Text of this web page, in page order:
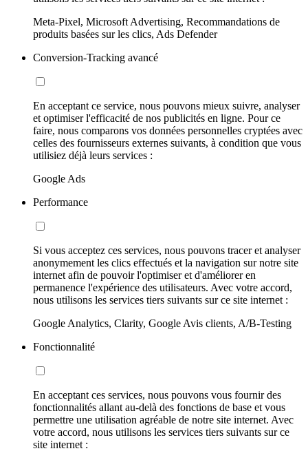
Meta-Pixel, Microsoft Advertising, Recommandations de
produits basées sur les clics, Ads Defender
Conversion-Tracking avancé
En acceptant ce service, nous pouvons mieux suivre, analyser
et optimiser l'efficacité de nos publicités en ligne. Pour ce
faire, nous comparons vos données personnelles cryptées avec
celles des fournisseurs externes suivants, à condition que vous
utilisiez déjà leurs services :
Google Ads
Performance
Si vous acceptez ces services, nous pouvons tracer et analyser
anonymement les clics effectués et la navigation sur notre site
internet afin de pouvoir l'optimiser et d'améliorer en
permanence l'expérience des utilisateurs. Avec votre accord,
nous utilisons les services tiers suivants sur ce site internet :
Google Analytics, Clarity, Google Avis clients, A/B-Testing
Fonctionnalité
En acceptant ces services, nous pouvons vous fournir des
fonctionnalités allant au-delà des fonctions de base et vous
permettre une utilisation agréable de notre site internet. Avec
votre accord, nous utilisons les services tiers suivants sur ce
site internet :